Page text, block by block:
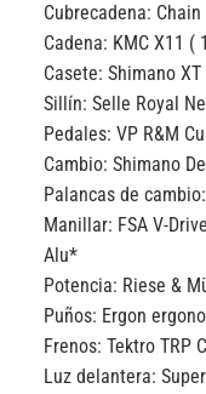
Cubrecadena:
Cadena: KMC X11 (
Casete:Shimano
Sillín:Selle Royal
Pedales:VP R&M
Cambio:Shimano
Palancas de
Manillar: FSA V-
Alu*
Potencia: Riese &
Puños: Ergon
Frenos:Tektro TRP
Luz delantera: